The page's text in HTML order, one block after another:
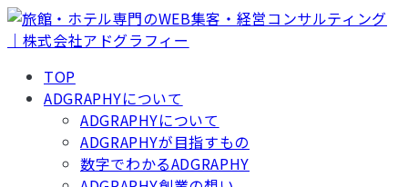
TOP
ADGRAPHYについて
ADGRAPHYについて
ADGRAPHYが目指すもの
数字でわかるADGRAPHY